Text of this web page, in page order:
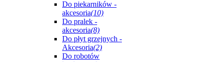
Do piekarników -
akcesoria(10)
Do pralek -
akcesoria(8)
Do płyt grzejnych -
Akcesoria(2)
Do robotów